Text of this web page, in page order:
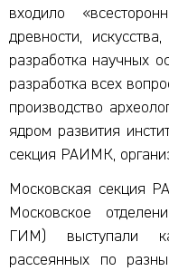
входило
древности,
разработка научных
разработка всех
производство
ядром развития
секция РАИМК,
Московская секция
Московское
ГИМ) выступали
рассеянных по